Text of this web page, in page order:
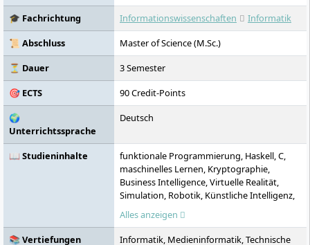
ermöglicht die Hochschule rund 1300
Ausbildung. Durch enge Kooperationen mit
Unternehmen und ein internationales
Netzwerk fördert die FH Wedel die
Berufsfähigkeit ihrer Absolventen und
unterstützt den globalen Austausch.
🎓 Fachrichtung
Informationswissenschaften
Informatik
📜 Abschluss
Master of Science (M.Sc.)
⏳ Dauer
3 Semester
🎯 ECTS
90 Credit-Points
🌍
Unterrichtssprache
Deutsch
📖 Studieninhalte
funktionale Programmierung, Haskell, C,
maschinelles Lernen, Kryptographie,
Business Intelligence, Virtuelle Realität,
Simulation, Robotik, Künstliche Intelligenz,
Verteilte Systeme, IT-Governance,
Algorithmen, Computeranimation,
Projektmanagement, Zeitmanagement,
Alles anzeigen
📚 Vertiefungen
Informatik, Medieninformatik, Technische